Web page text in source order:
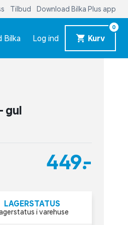
Tilbud Download Bilka Plus app
Bilka Log ind Kurv
0
gul
449,-
LAGERSTATUS
i varehuse